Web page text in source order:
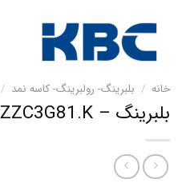
خانه / بلبرینگ- رولبرینگ- کاسه نمد /
بلبرینگ – 6016ZZC3G81.K